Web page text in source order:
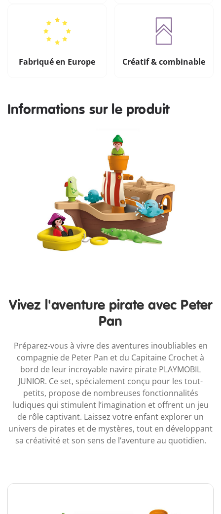
Fabriqué en Europe Créatif & combinable
Informations sur le produit
Vivez l'aventure pirate avec Peter
Pan
Préparez-vous à vivre des aventures inoubliables en
compagnie de Peter Pan et du Capitaine Crochet à
bord de leur incroyable navire pirate PLAYMOBIL
JUNIOR. Ce set, spécialement conçu pour les tout-
petits, propose de nombreuses fonctionnalités
ludiques qui stimulent l’imagination et offrent un jeu
de rôle captivant. Laissez votre enfant explorer un
univers de pirates et de mystères, tout en développant
sa créativité et son sens de l’aventure au quotidien.